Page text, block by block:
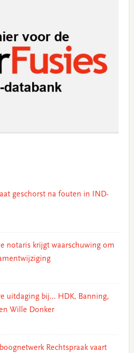
geschorst na fouten in IND-
notaris krijgt waarschuwing om
uitdaging bij… HDK, Banning,
Wille Donker
Rechtspraak vaart